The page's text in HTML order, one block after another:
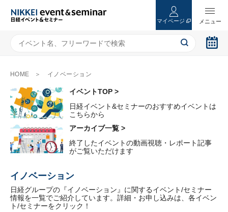
マイページ
HOME イノベーション
イベントTOP >
日経イベント&セミナーのおすすめイベントは
こちらから
アーカイブ一覧 >
終了したイベントの動画視聴・レポート記事
がご覧いただけます
イノベーション
日経グループの『イノベーション』に関するイベント/セミナー
情報を一覧でご紹介しています。詳細・お申し込みは、各イベン
ト/セミナーをクリック！